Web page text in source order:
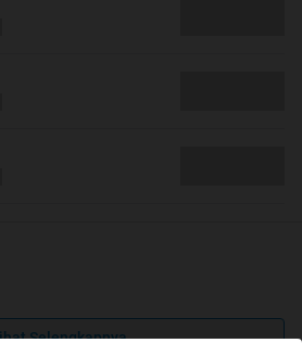
Selengkapnya